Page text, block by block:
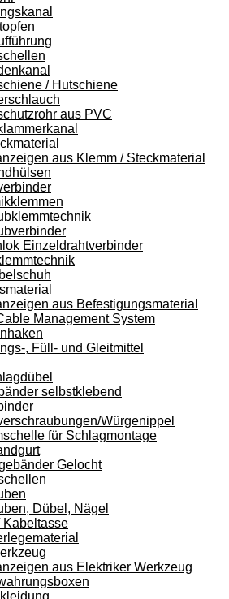
/ Hutschiene
aus PVC
aus Klemm / Steckmaterial
Einzeldrahtverbinder
aus Befestigungsmaterial
Management System
, Füll- und Gleitmittel
selbstklebend
Würgenippel
für Schlagmontage
Gelocht
Dübel, Nägel
Kabeltasse
aus Elektriker Werkzeug